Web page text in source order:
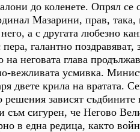
до коленете. Опрял се
Мазарини, прав, така,
а с другата любезно
галантно поздравяват,
неговата глава
вежливата усмивка.
двете крила на вратата.
зависят
сигурен, че Негово
в една редица, както